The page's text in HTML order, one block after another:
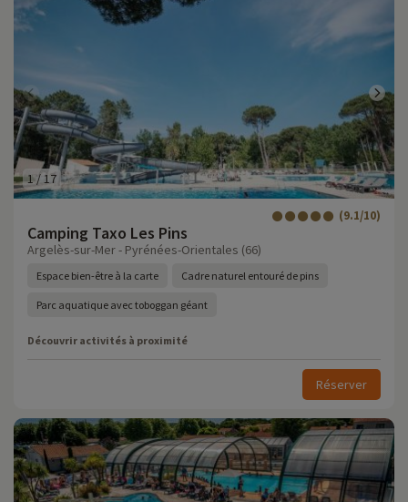
1/17
Camping Taxo Les Pins
(9.1/10)
Argelès-sur-Mer - Pyrénées-Orientales (66)
Espace bien-être à la carte Cadre naturel entouré de pins
Parc aquatique avec toboggan géant
Découvrir activités à proximité
Réserver